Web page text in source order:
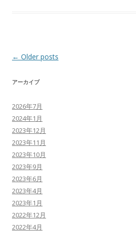
Post
← Older posts
アーカイブ
2026年7月
2024年1月
2023年12月
2023年11月
2023年10月
2023年9月
2023年6月
2023年4月
2023年1月
2022年12月
2022年4月